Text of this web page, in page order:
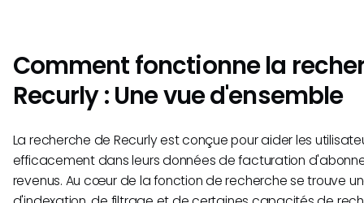
Comment fonctionne la
Recurly : Une vue d'ensemble
La recherche de Recurly est conçue pour aider les
efficacement dans leurs données de facturation
revenus. Au cœur de la fonction de recherche se trouve